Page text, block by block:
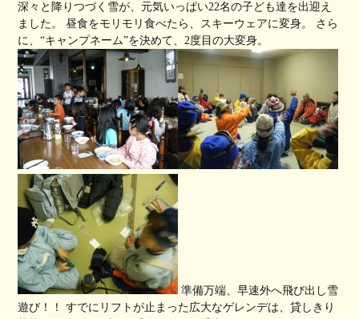
深々と降りつづく雪が、元気いっぱい22名の子ども達を出迎え
ました。 昼食をモリモリ食べたら、スキーウェアに変身。 さら
に、“キャンプネーム”を決めて、2度目の大変身。
準備万端、早速外へ飛び出し雪
遊び！！ すでにリフトが止まった広大なゲレンデは、貸しきり